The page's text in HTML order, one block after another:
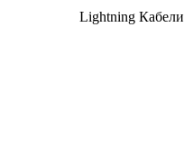
Lightning Кабели